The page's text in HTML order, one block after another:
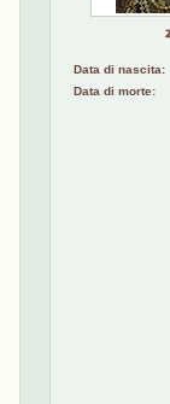
Data di nascita:
Data di morte: